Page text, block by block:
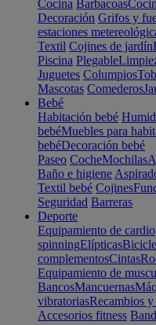
Cocina Barbacoas
Decoración Grifos y
estaciones
Textil Cojines de jardín
Piscina Plegable
Juguetes Columpios
Mascotas Comederos
Bebé
Habitación bebé
bebéMuebles para
bebéDecoración bebé
Paseo CocheMochilas
Baño e higiene
Textil bebé Cojines
Seguridad Barreras
Deporte
Equipamiento de cardio
spinningElípticas
complementosCintas
Equipamiento de
BancosMancuernas
vibratoriasRecambios
Accesorios fitness